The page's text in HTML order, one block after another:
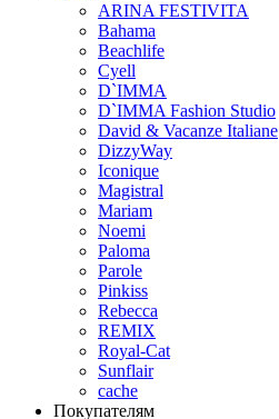
ARINA FESTIVITA
Bahama
Beachlife
Cyell
D`IMMA
D`IMMA Fashion Studio
David & Vacanze Italiane
DizzyWay
Iconique
Magistral
Mariam
Noemi
Paloma
Parole
Pinkiss
Rebecca
REMIX
Royal-Cat
Sunflair
cache
Покупателям